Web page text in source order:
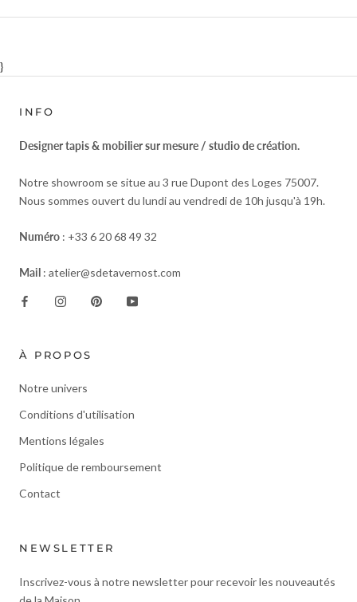
}
INFO
Designer tapis & mobilier sur mesure / studio de création.
Notre showroom se situe au 3 rue Dupont des Loges 75007.
Nous sommes ouvert du lundi au vendredi de 10h jusqu'à 19h.
Numéro : +33 6 20 68 49 32
Mail : atelier@sdetavernost.com
À PROPOS
Notre univers
Conditions d'utilisation
Mentions légales
Politique de remboursement
Contact
NEWSLETTER
Inscrivez-vous à notre newsletter pour recevoir les nouveautés